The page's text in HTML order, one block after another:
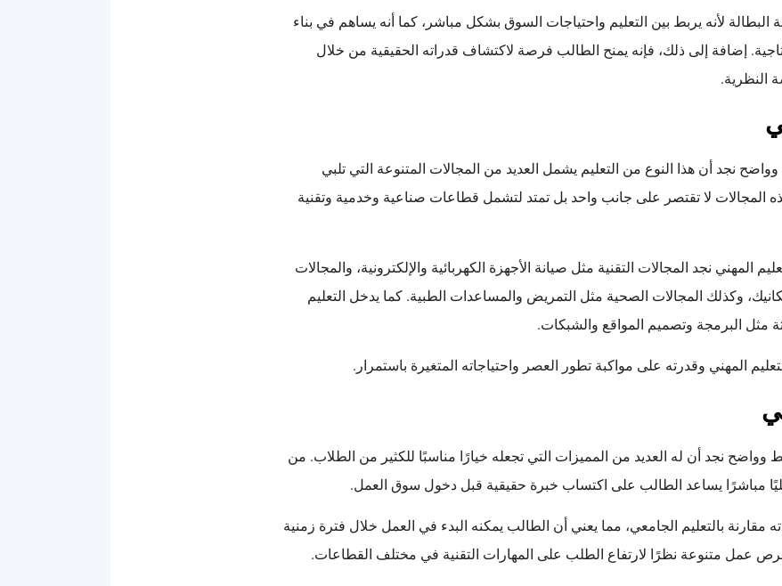
البطالة لأنه يربط بين التعليم واحتياجات السوق بشكل مباشر، كما أنه يساهم في بناء
إضافة إلى ذلك، فإنه يمنح الطالب فرصة لاكتشاف قدراته الحقيقية من خلال
النظرية.
نجد أن هذا النوع من التعليم يشمل العديد من المجالات المتنوعة التي تلبي
المجالات لا تقتصر على جانب واحد بل تمتد لتشمل قطاعات صناعية وخدمية وتقنية
المهني نجد المجالات التقنية مثل صيانة الأجهزة الكهربائية والإلكترونية، والمجالات
وكذلك المجالات الصحية مثل التمريض والمساعدات الطبية. كما يدخل التعليم
مثل البرمجة وتصميم المواقع والشبكات.
المهني وقدرته على مواكبة تطور العصر واحتياجاته المتغيرة باستمرار.
وواضح نجد أن له العديد من المميزات التي تجعله خيارًا مناسبًا للكثير من الطلاب. من
مباشرًا يساعد الطالب على اكتساب خبرة حقيقية قبل دخول سوق العمل.
مقارنة بالتعليم الجامعي، مما يعني أن الطالب يمكنه البدء في العمل خلال فترة زمنية
عمل متنوعة نظرًا لارتفاع الطلب على المهارات التقنية في مختلف القطاعات.